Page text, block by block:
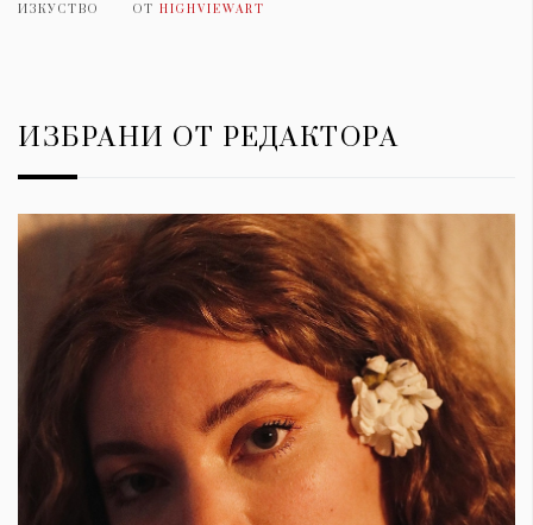
ИЗКУСТВО ОТ HIGHVIEWART
ИЗБРАНИ ОТ РЕДАКТОРА